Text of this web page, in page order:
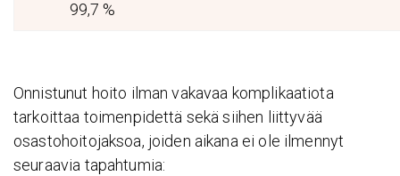
99,7 %
Onnistunut hoito ilman vakavaa komplikaatiota
tarkoittaa toimenpidettä sekä siihen liittyvää
osastohoitojaksoa, joiden aikana ei ole ilmennyt
seuraavia tapahtumia: